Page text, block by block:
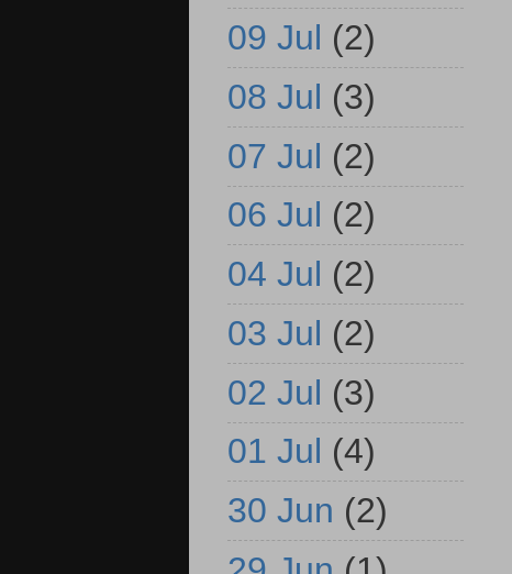
09 Jul (2)
08 Jul (3)
07 Jul (2)
06 Jul (2)
04 Jul (2)
03 Jul (2)
02 Jul (3)
01 Jul (4)
30 Jun (2)